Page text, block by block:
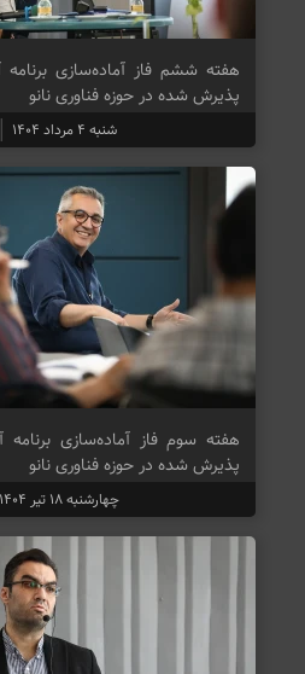
هفته ششم فاز آماده‌سازی
پذیرش شده در حوزه فناوری نانو
شنبه ۴ مرداد ۱۴۰۴
هفته سوم فاز آماده‌سازی
پذیرش شده در حوزه فناوری نانو
چهارشنبه ۱۸ تیر ۱۴۰۴